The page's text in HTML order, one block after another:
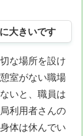
大きいです
な場所を設け
室がない職場
いと、職員は
利用者さんの
体は休んでい